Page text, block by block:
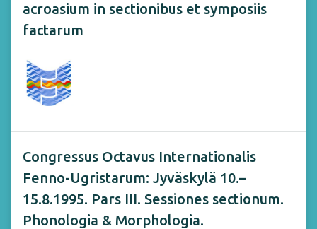
acroasium in sectionibus et symposiis
factarum
Congressus Octavus Internationalis
Fenno-Ugristarum: Jyväskylä 10.–
15.8.1995. Pars III. Sessiones sectionum.
Phonologia & Morphologia.